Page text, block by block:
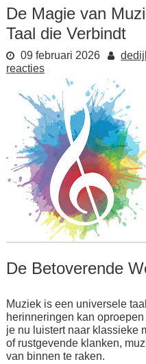
De Magie van
Taal die Verbindt
09 februari 2026
reacties
De Betoverende
Muziek is een universele
herinneringen kan
je nu luistert naar klassieke
of rustgevende klanken,
van binnen te raken.